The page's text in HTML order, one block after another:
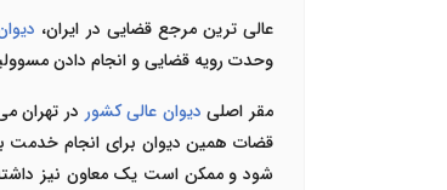
عالی ترین مرجع قضایی در ایران،
وحدترویه قضایی و انجام دادن
مقر اصلی دیوان عالی کشور در تهران
قضات همین دیوان برای انجام خدمت به مدت ۵ سال
شود و ممکن است یک معاون نیز